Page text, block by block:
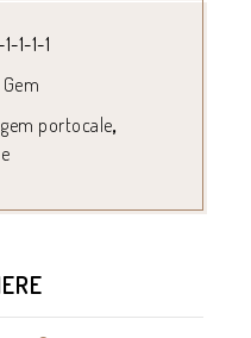
1-1-1
Gem
gem portocale,